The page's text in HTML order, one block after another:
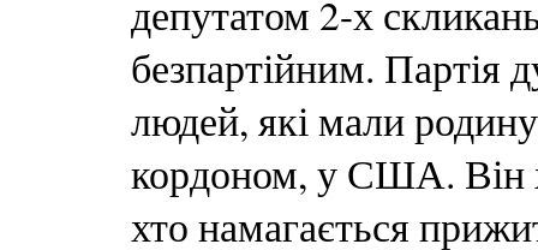
депутатом 2-х
безпартійним. Партія
людей, які мали
кордоном, у США. Він
хто намагається